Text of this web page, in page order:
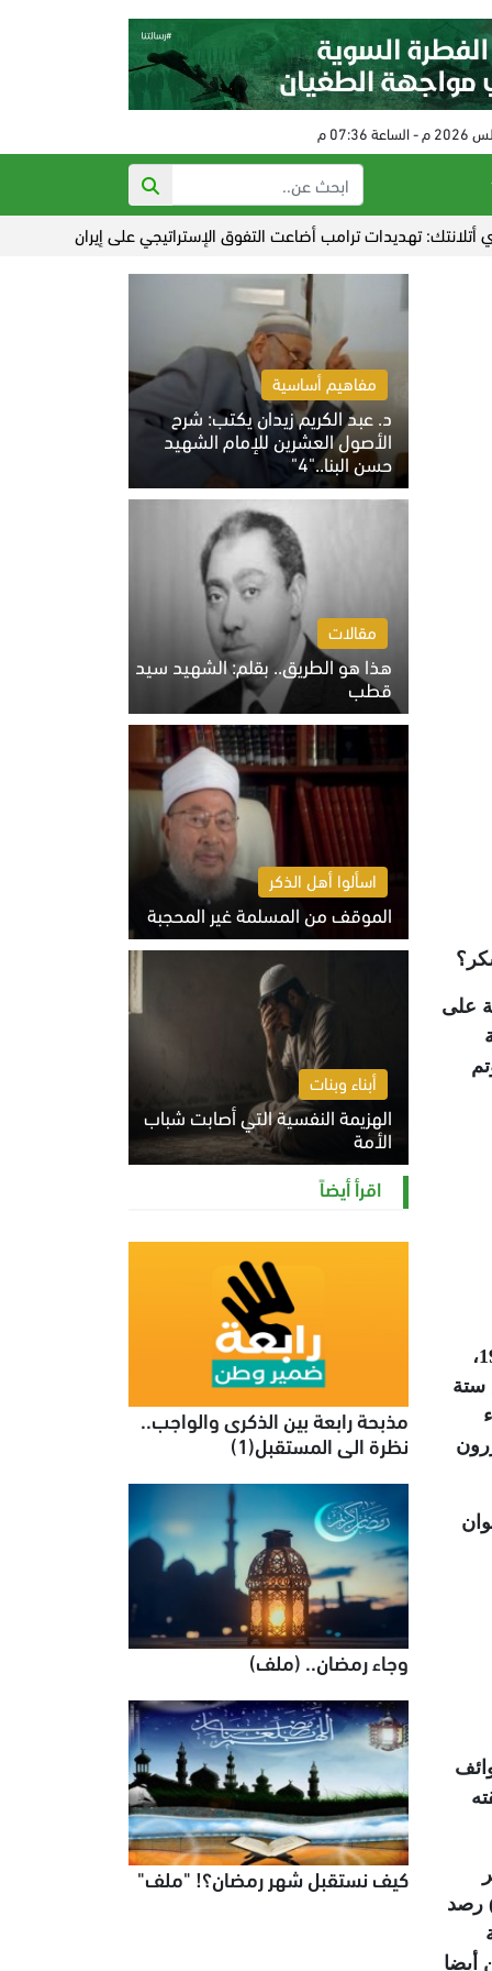
ترامب أضاعت التفوق الإستراتيجي على إيران
عدوان صهيوني
على
لقد كان الإخوان المسلمون وهم يعتصمون فى ميدان رابعة، يستحضرون في مخيلتهم ما حدث فى مارس 1954،
ستة
رصد
أيضا
مفاهيم أساسية
د. عبد الكريم زيدان يكتب: شرح
الأصول العشرين للإمام الشهيد
حسن البنا.."4"
الخميس 6 أغسطس 2026 10:27 ص
مقالات
هذا هو الطريق.. بقلم: الشهيد سيد
قطب
الخميس 6 أغسطس 2026 10:52 ص
اسألوا أهل الذكر
الموقف من المسلمة غير المحجبة
الخميس 6 أغسطس 2026 10:45 ص
أبناء وبنات
الهزيمة النفسية التي أصابت شباب
الأمة
الخميس 6 أغسطس 2026 11:12 ص
اقرأ أيضاً
مذبحة رابعة بين الذكرى والواجب..
نظرة الى المستقبل(1)
وجاء رمضان.. (ملف)
كيف نستقبل شهر رمضان؟! "ملف"